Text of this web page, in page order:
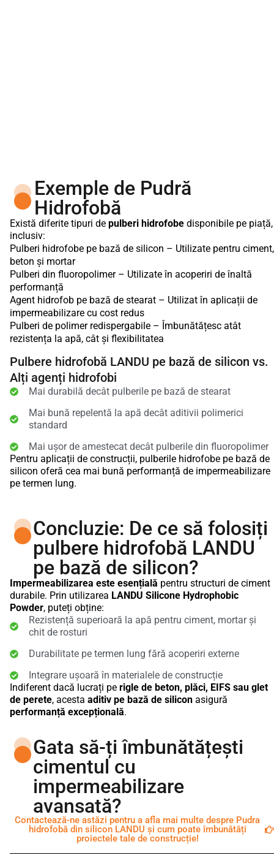
Exemple de Pudră
Hidrofobă
Există diferite tipuri de pulberi hidrofobe disponibile pe piață,
inclusiv:
Pulberi hidrofobe pe bază de silicon – Utilizate pentru ciment,
beton și mortar
Pulberi din fluoropolimer – Utilizate în acoperiri de înaltă
performanță
Agent hidrofob pe bază de stearat – Utilizat în aplicații de
impermeabilizare cu cost redus
Pulberi de polimer redispergabile – Îmbunătățesc atât
rezistența la apă, cât și flexibilitatea
Pulbere hidrofobă LANDU pe bază de silicon vs.
Alți agenți hidrofobi
Mai durabilă decât pulberile pe bază de stearat
Mai bună repelentă la apă decât aditivii polimerici
standard
Mai ușor de amestecat decât pulberile din fluoropolimer
Pentru aplicații de construcții, pulberile hidrofobe pe bază de
silicon oferă cea mai bună performanță de impermeabilizare
pe termen lung.
Concluzie: De ce să folosiți
pulbere hidrofobă LANDU
pe bază de silicon?
Impermeabilizarea este esențială pentru structuri de ciment
durabile. Prin utilizarea LANDU Silicone Hydrophobic
Powder, puteți obține:
Rezistență superioară la apă pentru ciment, mortar și
chit de rosturi
Durabilitate pe termen lung fără acoperiri externe
Integrare ușoară în materialele de construcție
Indiferent dacă lucrați pe rigle de beton, plăci, EIFS sau glet
de perete, acesta aditiv pe bază de silicon asigură
performanță excepțională.
Gata să-ți îmbunătățești
cimentul cu
impermeabilizare
avansată?
Contactează-ne astăzi pentru a afla mai multe despre Pudra
hidrofobă din silicon LANDU și cum poate îmbunătăți
proiectele tale de construcție!